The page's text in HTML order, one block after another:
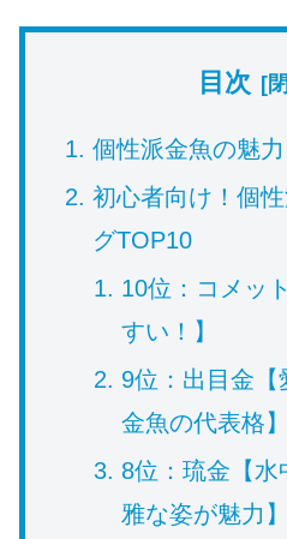
目次
個性派金魚の魅力
初心者向け！個
グTOP10
10位：コメッ
すい！】
9位：出目金【
金魚の代表格】
8位：琉金【水
雅な姿が魅力】